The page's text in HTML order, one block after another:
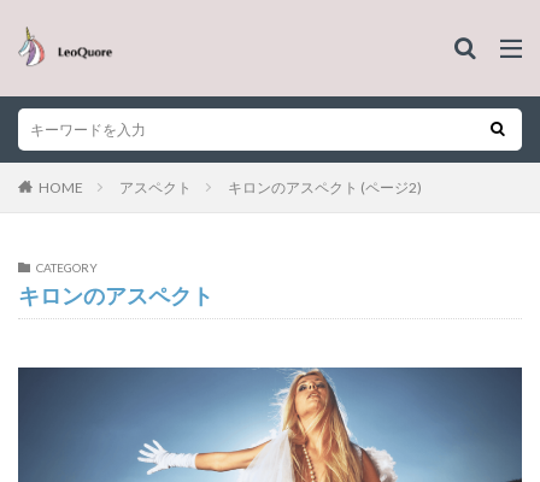
HOME アスペクト キロンのアスペクト (ページ2)
CATEGORY
キロンのアスペクト